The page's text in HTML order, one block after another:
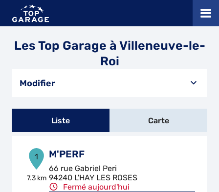
Les Top Garage à Villeneuve-le-
Roi
Modifier
Liste Carte
1
7.3 km
M'PERF
66 rue Gabriel Peri
94240 L'HAY LES ROSES
Fermé aujourd'hui